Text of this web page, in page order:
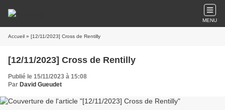
MENU
Accueil » [12/11/2023] Cross de Rentilly
[12/11/2023] Cross de Rentilly
Publié le 15/11/2023 à 15:08
Par David Gueudet